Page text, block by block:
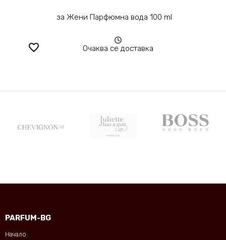
favorite_border
за Жени Парфюмна вода 100 ml
Очаква се доставка
PARFUM-BG
Начало